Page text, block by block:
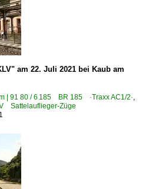
am 22. Juli 2021 bei Kaub am
| 91 80 / 6 185 BR 185 ·Traxx AC1/2·,
Sattelauflieger-Züge